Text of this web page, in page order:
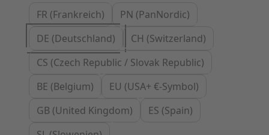
FR (Frankreich)
PN (PanNordic)
DE (Deutschland)
CH (Switzerland)
CS (Czech Republic / Slovak Republic)
BE (Belgium)
EU (USA+ €-Symbol)
GB (United Kingdom)
ES (Spain)